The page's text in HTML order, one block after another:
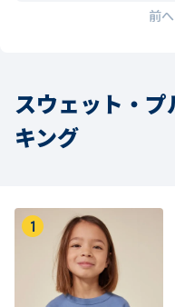
スウェット・
キング
1